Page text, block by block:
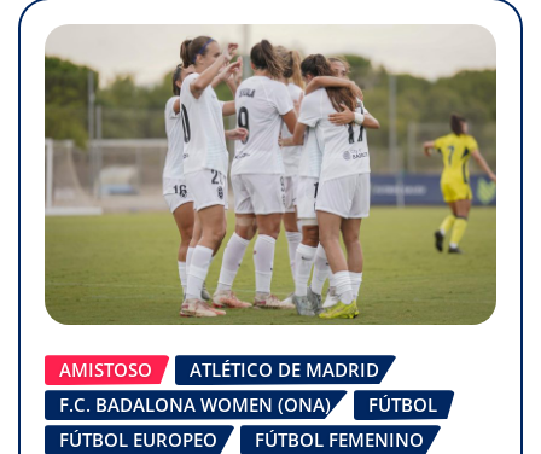
AMISTOSO
ATLÉTICO DE MADRID
F.C. BADALONA WOMEN (ONA)
FÚTBOL
FÚTBOL EUROPEO
FÚTBOL FEMENINO